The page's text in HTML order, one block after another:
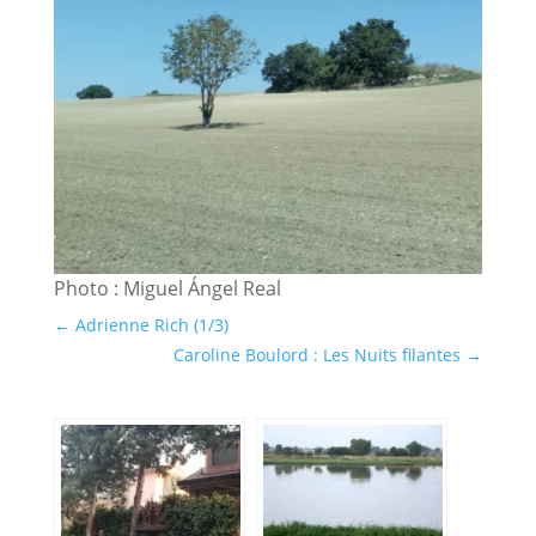
Photo : Miguel Ángel Real
← Adrienne Rich (1/3)
Caroline Boulord : Les Nuits filantes →